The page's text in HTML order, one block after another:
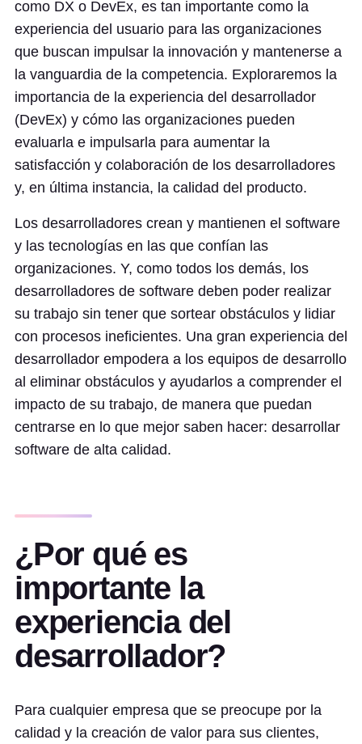
como DX o DevEx, es tan importante como la
experiencia del usuario para las organizaciones
que buscan impulsar la innovación y mantenerse a
la vanguardia de la competencia. Exploraremos la
importancia de la experiencia del desarrollador
(DevEx) y cómo las organizaciones pueden
evaluarla e impulsarla para aumentar la
satisfacción y colaboración de los desarrolladores
y, en última instancia, la calidad del producto.
Los desarrolladores crean y mantienen el software
y las tecnologías en las que confían las
organizaciones. Y, como todos los demás, los
desarrolladores de software deben poder realizar
su trabajo sin tener que sortear obstáculos y lidiar
con procesos ineficientes. Una gran experiencia del
desarrollador empodera a los equipos de desarrollo
al eliminar obstáculos y ayudarlos a comprender el
impacto de su trabajo, de manera que puedan
centrarse en lo que mejor saben hacer: desarrollar
software de alta calidad.
¿Por qué es
importante la
experiencia del
desarrollador?
Para cualquier empresa que se preocupe por la
calidad y la creación de valor para sus clientes,